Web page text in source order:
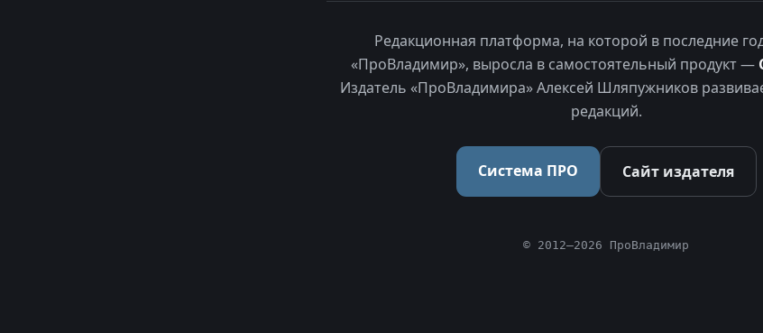
Редакционная платформа, на которой в последние
«ПроВладимир», выросла в самостоятельный продукт —
Издатель «ПроВладимира» Алексей Шляпужников
редакций.
Система ПРО Сайт издателя
© 2012–2026 ПроВладимир